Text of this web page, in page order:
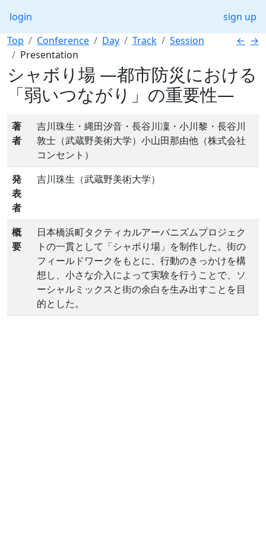
login
sign up
← →
Top Conference Day Track
Session
Presentation
シャボり場 ―都市防災における
「弱いつながり」の重要性―
著
者
吉川珠生・縄田汐音・長谷川凜・小川黎・長谷川
敦士（武蔵野美術大学）小山田那由他（株式会社
コンセント）
発
表
者
吉川珠生（武蔵野美術大学）
概
要
日本橋浜町タクティカルアーバニズムプロジェク
トの一貫として「シャボり場」を制作した。街の
フィールドワークをもとに、行動のきっかけを構
想し、小さな介入によって実験を行うことで、ソ
ーシャルミックスと街の余白を生み出すことを目
的とした。